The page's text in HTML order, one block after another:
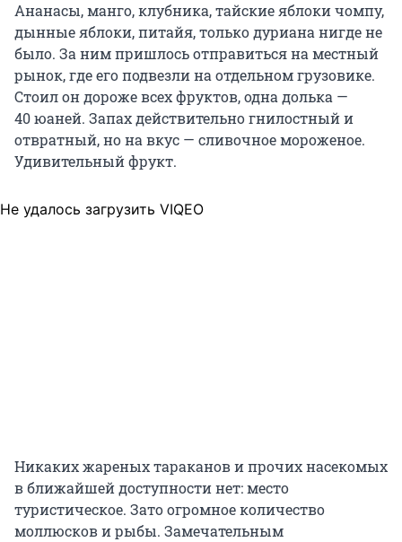
Ананасы, манго, клубника, тайские яблоки чомпу,
дынные яблоки, питайя, только дуриана нигде не
было. За ним пришлось отправиться на местный
рынок, где его подвезли на отдельном грузовике.
Стоил он дороже всех фруктов, одна долька —
40 юаней. Запах действительно гнилостный и
отвратный, но на вкус — сливочное мороженое.
Удивительный фрукт.
Не удалось загрузить VIQEO
Никаких жареных тараканов и прочих насекомых
в ближайшей доступности нет: место
туристическое. Зато огромное количество
моллюсков и рыбы. Замечательным